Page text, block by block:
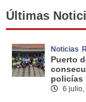
Últimas
Noticias
Puerto
policías
6 julio,